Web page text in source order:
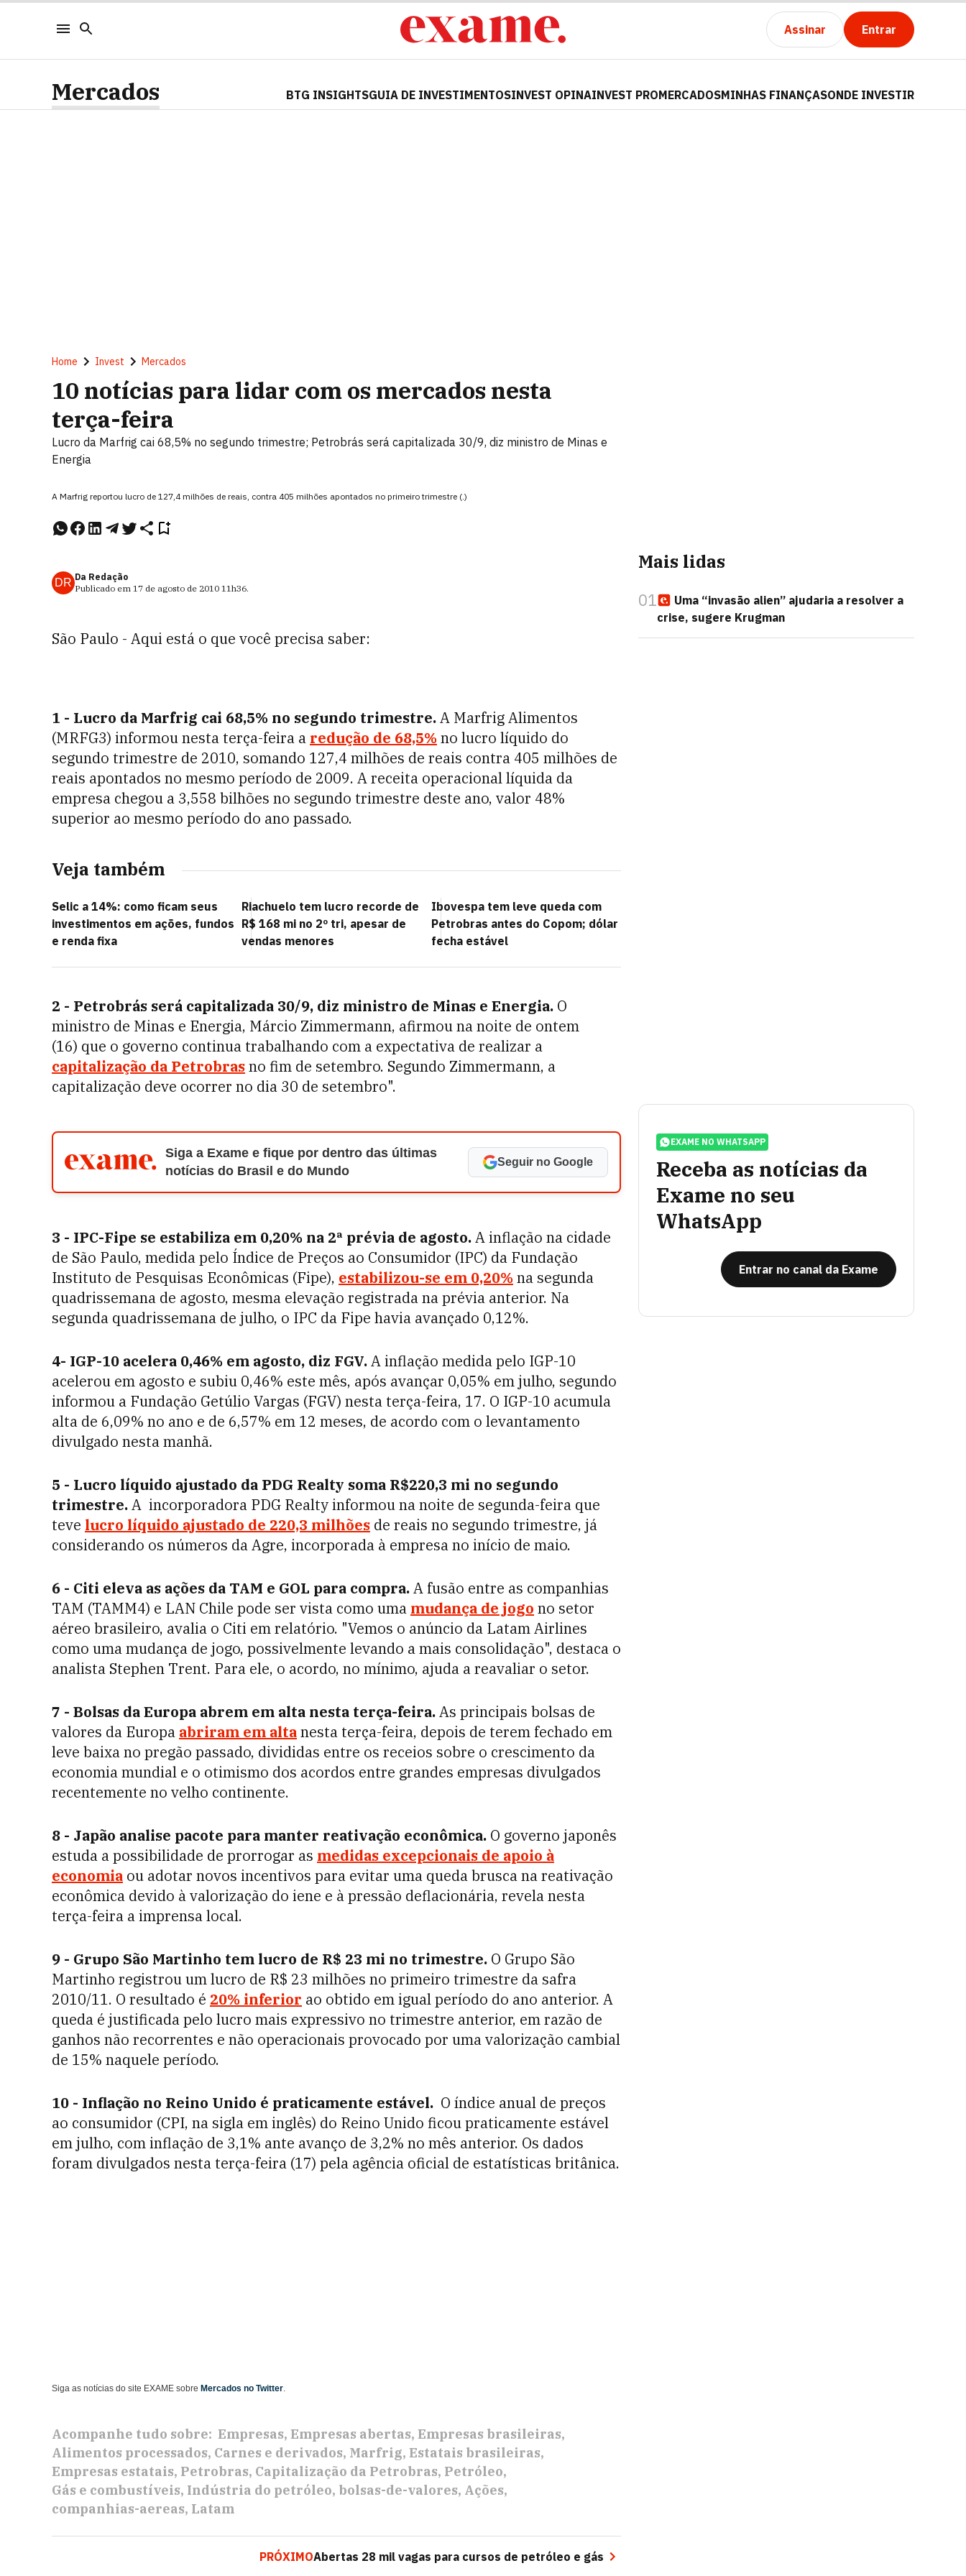
Assinar Entrar
Mercados BTG INSIGHTSGUIA DE INVESTIMENTOSINVEST OPINAINVEST PROMERCADOSMINHAS FINANÇASONDE INVESTIR
Home Invest Mercados
10 notícias para lidar com os mercados nesta
terça-feira
Lucro da Marfrig cai 68,5% no segundo trimestre; Petrobrás será capitalizada 30/9, diz ministro de Minas e
Energia
A Marfrig reportou lucro de 127,4 milhões de reais, contra 405 milhões apontados no primeiro trimestre (.)
DR Da Redação
Publicado em 17 de agosto de 2010 11h36.
São Paulo - Aqui está o que você precisa saber:
1 - Lucro da Marfrig cai 68,5% no segundo trimestre.A Marfrig Alimentos
(MRFG3) informou nesta terça-feira a redução de 68,5% no lucro líquido do
segundo trimestre de 2010, somando 127,4 milhões de reais contra 405 milhões de
reais apontados no mesmo período de 2009. A receita operacional líquida da
empresa chegou a 3,558 bilhões no segundo trimestre deste ano, valor 48%
superior ao mesmo período do ano passado.
Veja também
Selic a 14%: como ficam seus
investimentos em ações, fundos
e renda fixa
Riachuelo tem lucro recorde de
R$ 168 mi no 2º tri, apesar de
vendas menores
Ibovespa tem leve queda com
Petrobras antes do Copom; dólar
fecha estável
2 - Petrobrás será capitalizada 30/9, diz ministro de Minas e Energia. O
ministro de Minas e Energia, Márcio Zimmermann, afirmou na noite de ontem
(16) que o governo continua trabalhando com a expectativa de realizar a
capitalização da Petrobrasno fim de setembro. Segundo Zimmermann, a
capitalização deve ocorrer no dia 30 de setembro".
Siga a Exame e fique por dentro das últimas
notícias do Brasil e do Mundo
Seguir no Google
3 - IPC-Fipe se estabiliza em 0,20% na 2ª prévia de agosto.A inflação na cidade
de São Paulo, medida pelo Índice de Preços ao Consumidor (IPC) da Fundação
Instituto de Pesquisas Econômicas (Fipe), estabilizou-se em 0,20% na segunda
quadrissemana de agosto, mesma elevação registrada na prévia anterior. Na
segunda quadrissemana de julho, o IPC da Fipe havia avançado 0,12%.
4- IGP-10 acelera 0,46% em agosto, diz FGV.A inflação medida pelo IGP-10
acelerou em agosto e subiu 0,46% este mês, após avançar 0,05% em julho, segundo
informou a Fundação Getúlio Vargas (FGV) nesta terça-feira, 17. O IGP-10 acumula
alta de 6,09% no ano e de 6,57% em 12 meses, de acordo com o levantamento
divulgado nesta manhã.
5 - Lucro líquido ajustado da PDG Realty soma R$220,3 mi no segundo
trimestre.A incorporadora PDG Realty informou na noite de segunda-feira que
teve lucro líquido ajustado de 220,3 milhões de reais no segundo trimestre, já
considerando os números da Agre, incorporada à empresa no início de maio.
6 - Citi eleva as ações da TAM e GOL para compra.A fusão entre as companhias
TAM (TAMM4) e LAN Chile pode ser vista como uma mudança de jogo no setor
aéreo brasileiro, avalia o Citi em relatório. "Vemos o anúncio da Latam Airlines
como uma mudança de jogo, possivelmente levando a mais consolidação", destaca o
analista Stephen Trent. Para ele, o acordo, no mínimo, ajuda a reavaliar o setor.
7 - Bolsas da Europa abrem em alta nesta terça-feira.As principais bolsas de
valores da Europa abriram em altanesta terça-feira, depois de terem fechado em
leve baixa no pregão passado, divididas entre os receios sobre o crescimento da
economia mundial e o otimismo dos acordos entre grandes empresas divulgados
recentemente no velho continente.
8 - Japão analise pacote para manter reativação econômica. O governo japonês
estuda a possibilidade de prorrogar as medidas excepcionais de apoio à
economia ou adotar novos incentivos para evitar uma queda brusca na reativação
econômica devido à valorização do iene e à pressão deflacionária, revela nesta
terça-feira a imprensa local.
9 - Grupo São Martinho tem lucro de R$ 23 mi no trimestre. O Grupo São
Martinho registrou um lucro de R$ 23 milhões no primeiro trimestre da safra
2010/11. O resultado é 20% inferior ao obtido em igual período do ano anterior. A
queda é justificada pelo lucro mais expressivo no trimestre anterior, em razão de
ganhos não recorrentes e não operacionais provocado por uma valorização cambial
de 15% naquele período.
10 - Inflação no Reino Unido é praticamente estável. O índice anual de preços
ao consumidor (CPI, na sigla em inglês) do Reino Unido ficou praticamente estável
em julho, com inflação de 3,1% ante avanço de 3,2% no mês anterior. Os dados
foram divulgados nesta terça-feira (17) pela agência oficial de estatísticas britânica.
Siga as notícias do site EXAME sobre Mercados no Twitter.
Acompanhe tudo sobre: Empresas Empresas abertas Empresas brasileiras
Alimentos processados Carnes e derivados Marfrig Estatais brasileiras
Empresas estatais Petrobras Capitalização da Petrobras Petróleo
Gás e combustíveis Indústria do petróleo bolsas-de-valores Ações
companhias-aereas Latam
PRÓXIMOAbertas 28 mil vagas para cursos de petróleo e gás
Mais lidas
01
Uma “invasão alien” ajudaria a resolver a
crise, sugere Krugman
EXAME NO WHATSAPP
Receba as notícias da
Exame no seu
WhatsApp
Entrar no canal da Exame